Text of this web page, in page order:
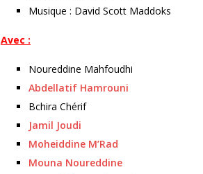
Musique : David Scott Maddoks
Avec :
Noureddine Mahfoudhi
Abdellatif Hamrouni
Bchira Chérif
Jamil Joudi
Moheiddine M’Rad
Mouna Noureddine